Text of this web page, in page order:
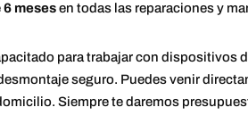
6 mesesen todas las reparaciones y
para trabajar con dispositivos
seguro. Puedes venir
Siempre te daremos